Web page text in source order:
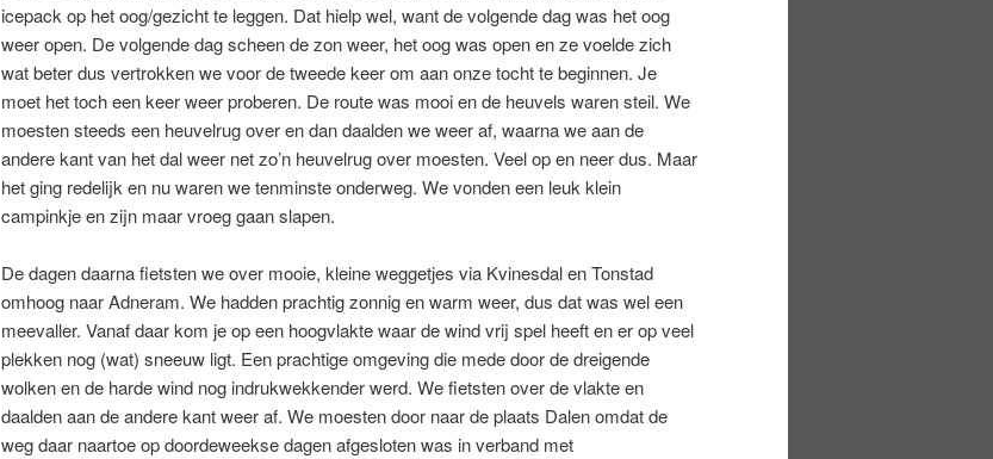
icepack op het oog/gezicht te leggen. Dat hielp wel, want de volgende dag was het oog
weer open. De volgende dag scheen de zon weer, het oog was open en ze voelde zich
wat beter dus vertrokken we voor de tweede keer om aan onze tocht te beginnen. Je
moet het toch een keer weer proberen. De route was mooi en de heuvels waren steil. We
moesten steeds een heuvelrug over en dan daalden we weer af, waarna we aan de
andere kant van het dal weer net zo’n heuvelrug over moesten. Veel op en neer dus. Maar
het ging redelijk en nu waren we tenminste onderweg. We vonden een leuk klein
campinkje en zijn maar vroeg gaan slapen.
De dagen daarna fietsten we over mooie, kleine weggetjes via Kvinesdal en Tonstad
omhoog naar Adneram. We hadden prachtig zonnig en warm weer, dus dat was wel een
meevaller. Vanaf daar kom je op een hoogvlakte waar de wind vrij spel heeft en er op veel
plekken nog (wat) sneeuw ligt. Een prachtige omgeving die mede door de dreigende
wolken en de harde wind nog indrukwekkender werd. We fietsten over de vlakte en
daalden aan de andere kant weer af. We moesten door naar de plaats Dalen omdat de
weg daar naartoe op doordeweekse dagen afgesloten was in verband met